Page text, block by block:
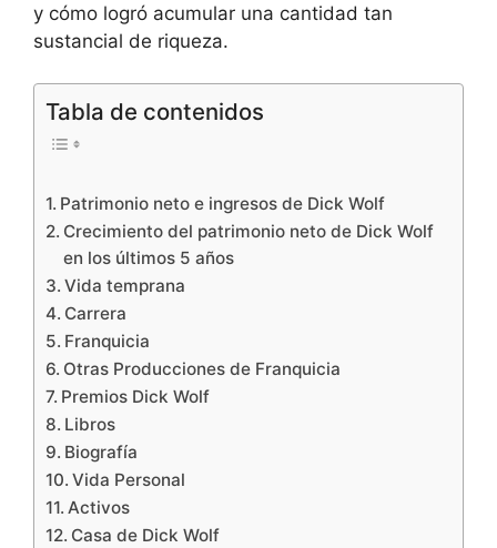
y cómo logró acumular una cantidad tan
sustancial de riqueza.
Tabla de contenidos
Patrimonio neto e ingresos de Dick Wolf
Crecimiento del patrimonio neto de Dick Wolf
en los últimos 5 años
Vida temprana
Carrera
Franquicia
Otras Producciones de Franquicia
Premios Dick Wolf
Libros
Biografía
Vida Personal
Activos
Casa de Dick Wolf